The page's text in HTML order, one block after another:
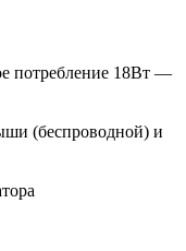
потребление 18Вт —
(беспроводной) и